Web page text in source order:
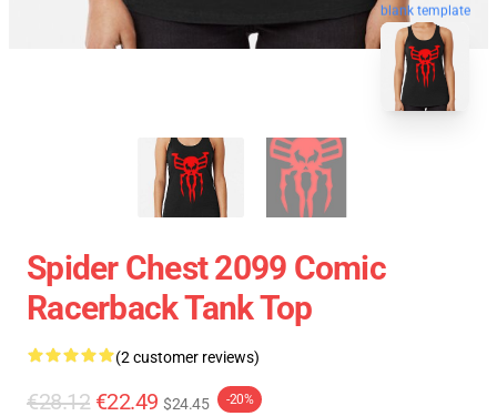
blank template
Spider Chest 2099 Comic
Racerback Tank Top
(2 customer reviews)
€28.12 €22.49 $24.45 -20%